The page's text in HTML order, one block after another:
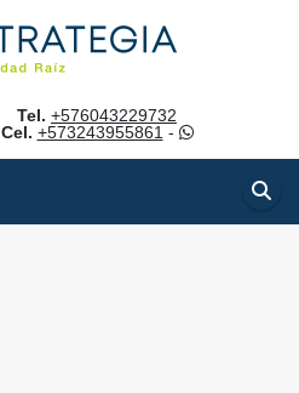
Tel. +576043229732
Cel. +573243955861 -